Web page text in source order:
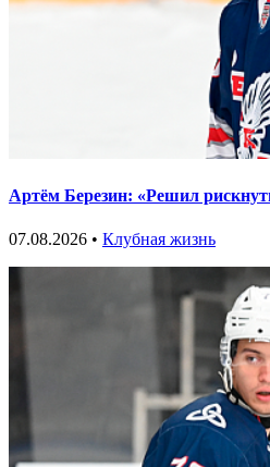
Артём Березин: «Решил
07.08.2026 • Клубная жизнь